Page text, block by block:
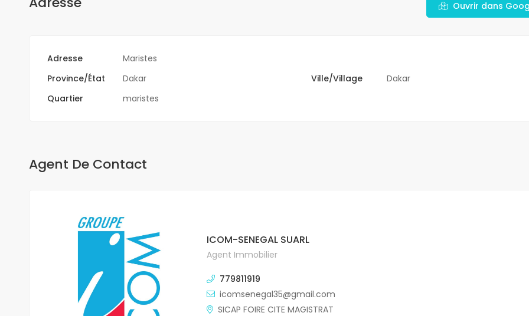
Ouvrir dans
Adresse
Maristes
Province/État
Dakar Ville/Village
Dakar
Quartier
maristes
Agent De Contact
ICOM-SENEGAL SUARL
Agent Immobilier
779811919
icomsenegal35@gmail.com
SICAP FOIRE CITE MAGISTRAT